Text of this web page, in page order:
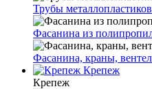
Трубы
Фасанина из
Фасанина, краны,
Крепеж
Крепеж